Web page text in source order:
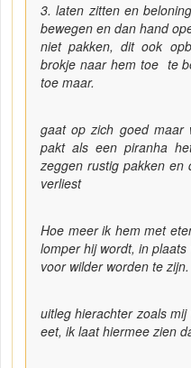
3. laten zitten en
bewegen en dan hand
niet pakken, dit ook
brokje naar hem toe te
toe maar.
gaat op zich goed maar
pakt als een piranha
zeggen rustig pakken en
verliest
Hoe meer ik hem met
lomper hij wordt, in
voor wilder worden te zijn.
uitleg hierachter zoals
eet, ik laat hiermee zien